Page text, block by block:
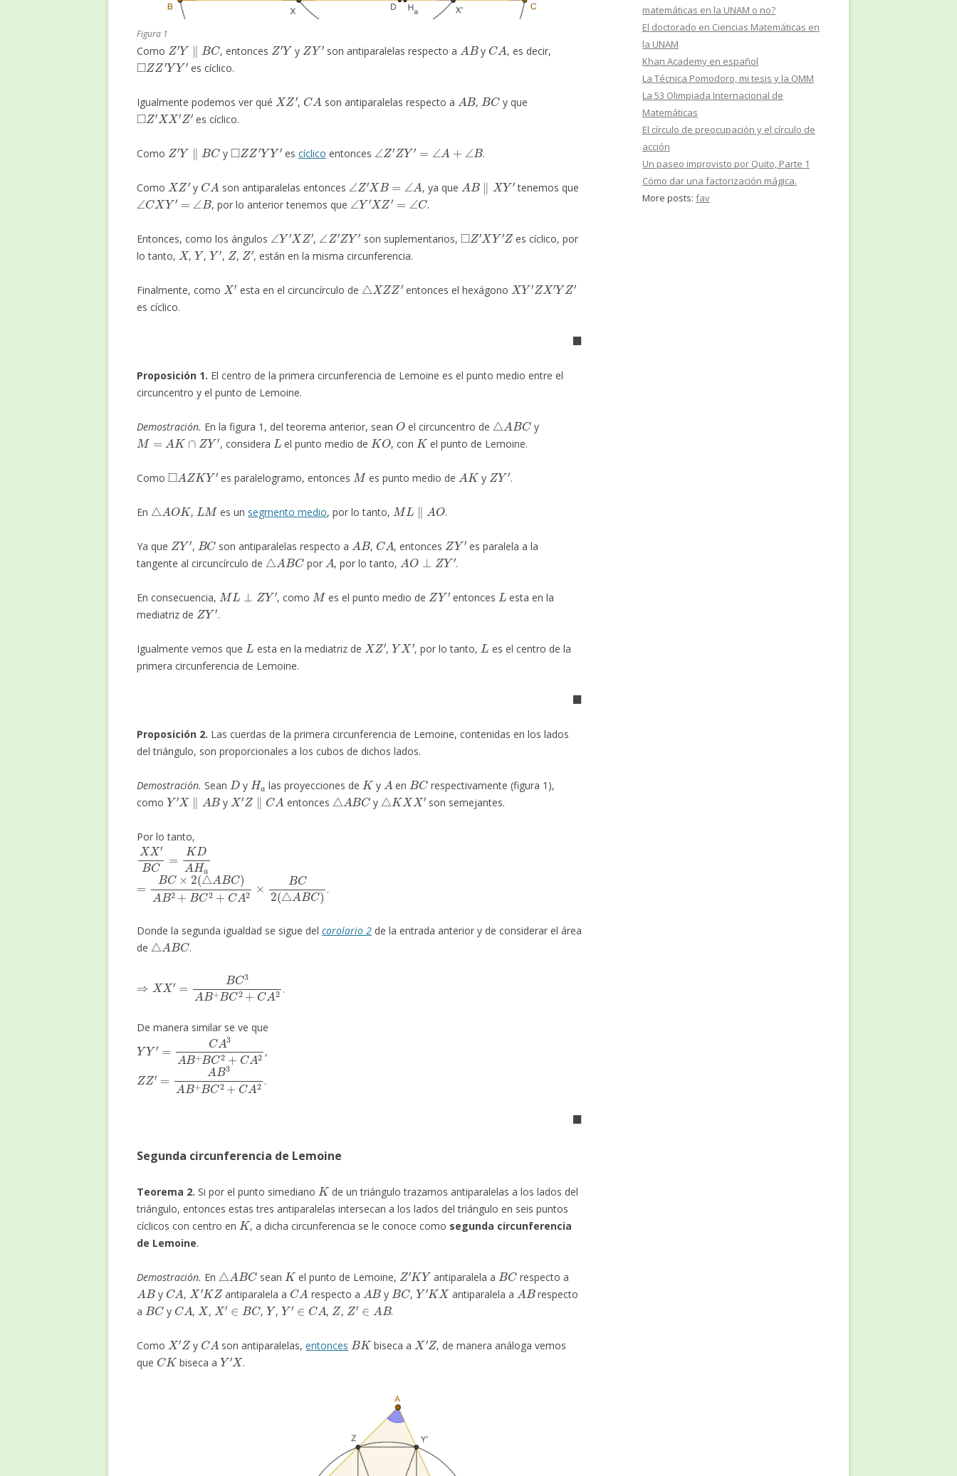
Figura 1
Como
Z′Y∥ B C
, entonces
Z′Y
y
ZY′
son antiparalelas respecto a
A B
y
CA
, es decir,
◻ZZ′YY′
es cíclico.
Igualmente podemos ver qué
XZ′
,
CA
son antiparalelas respecto a
A B
,
BC
y que
◻Z′XX′Z′
es cíclico.
Como
Z′Y∥ B C
y
◻ZZ′YY′
escíclico entonces
∠Z′ ZY′= + ∠
.
Como
XZ′
y
CA
son antiparalelas entonces
∠Z′XB=
, ya que
A B∥ X Y′
tenemos que
∠CXY′=∠ B
, por lo anterior tenemos que
∠Y′XZ′= C
.
Entonces, como los ángulos
∠Y′XZ′
,
∠ Z′ZY′
son suplementarios,
◻Z′XY′Z
es cíclico, por
lo tanto,
X
,
Y
,
Y′
,
Z
,
Z′
, están en la misma circunferencia.
Finalmente, como
X′
esta en el circuncírculo de
△ XZZ′
entonces el hexágono
XY′Z X′YZ′
es cíclico.
◼
Proposición 1. El centro de la primera circunferencia de Lemoine es el punto medio entre el
circuncentro y el punto de Lemoine.
Demostración. En la figura 1, del teorema anterior, sean
O
el circuncentro de
△ ABC
y
M=AK∩ZY′
, considera
L
el punto medio de
KO
, con
K
el punto de Lemoine.
Como
◻ A ZKY′
es paralelogramo, entonces
M
es punto medio de
A K
y
ZY′
.
En
△ AOK
,
LM
es un segmento medio, por lo tanto,
ML∥ A O
.
Ya que
ZY′
,
BC
son antiparalelas respecto a
A B
,
CA
, entonces
ZY′
es paralela a la
tangente al circuncírculo de
△ABC
por
A
, por lo tanto,
AO⊥ZY′
.
En consecuencia,
ML⊥ Y′
, como
M
es el punto medio de
ZY′
entonces
L
esta en la
mediatriz de
ZY′
.
Igualmente vemos que
L
esta en la mediatriz de
XZ′
,
YX′
, por lo tanto,
L
es el centro de la
primera circunferencia de Lemoine.
◼
Proposición 2. Las cuerdas de la primera circunferencia de Lemoine, contenidas en los lados
del triángulo, son proporcionales a los cubos de dichos lados.
Demostración. Sean
D
y
Ha
las proyecciones de
K
y
A
en
BC
respectivamente (figura 1),
como
Y′X∥AB
y
X′Z∥CA
entonces
△ABC
y
△KXX′
son semejantes.
Por lo tanto,
XX′BC DAH
C×2( △ABC)AB2+B 2×B
.
Donde la segunda igualdad se sigue del corolario 2 de la entrada anterior y de considerar el área
de
△ABC
.
X′=B C2+C
.
De manera similar se ve que
YY′= BC2+
,
ZZ′= BC2+
.
◼
Segunda circunferencia de Lemoine
Teorema 2. Si por el punto simediano
K
de un triángulo trazamos antiparalelas a los lados del
triángulo, entonces estas tres antiparalelas intersecan a los lados del triángulo en seis puntos
cíclicos con centro en
K
, a dicha circunferencia se le conoce como segunda circunferencia
de Lemoine.
Demostración. En
△ ABC
sean
K
el punto de Lemoine,
Z′KY
antiparalela a
BC
respecto a
AB
y
CA
,
X′KZ
antiparalela a
CA
respecto a
AB
y
BC
,
Y′KX
antiparalela a
AB
respecto
a
BC
y
CA
,
X
,
X′∈BC
,
Y
,
Y′∈CA
,
Z
,
Z′∈AB
.
Como
X′Z
y
CA
son antiparalelas,entonces
BK
biseca a
X′Z
, de manera análoga vemos
que
CK
biseca a
Y′X
.
matemáticas en la UNAM o no?
El doctorado en Ciencias Matemáticas en
la UNAM
Khan Academy en español
La Técnica Pomodoro, mi tesis y la OMM
La 53 Olimpiada Internacional de
Matemáticas
El círculo de preocupación y el círculo de
acción
Un paseo improvisto por Quito, Parte 1
Cómo dar una factorización mágica.
More posts: fav